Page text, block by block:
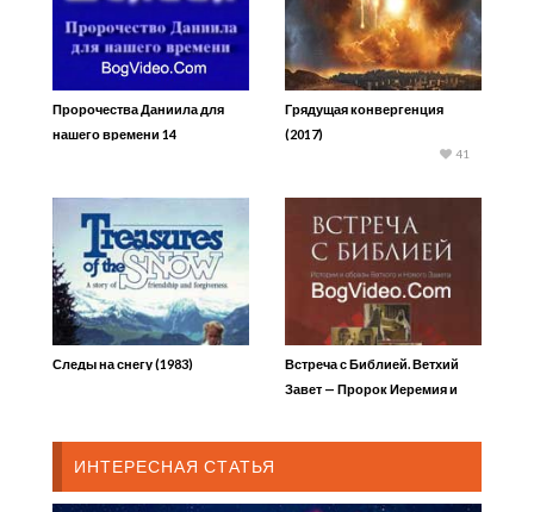
Пророчества Даниила для
нашего времени 14
Грядущая конвергенция
(2017)
41
Следы на снегу (1983)
Встреча с Библией. Ветхий
Завет — Пророк Иеремия и
ИНТЕРЕСНАЯ СТАТЬЯ